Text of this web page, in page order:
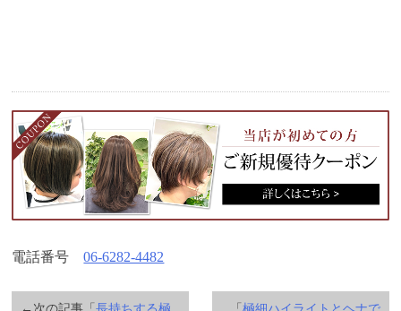
電話番号06-6282-4482